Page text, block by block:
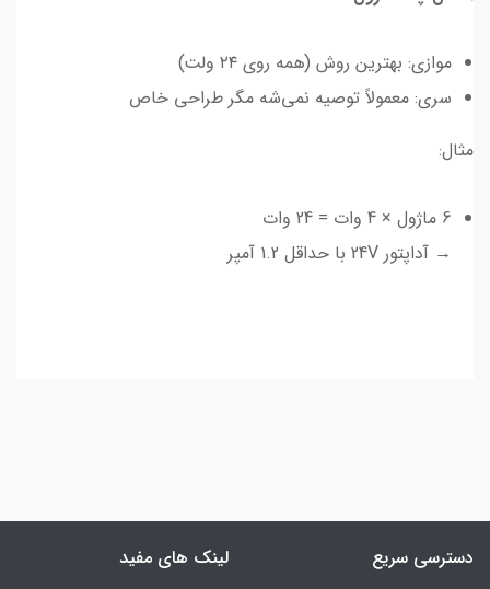
موازی: بهترین روش (همه روی ۲۴ ولت)
سری: معمولاً توصیه نمی‌شه مگر طراحی خاص
مثال:
6 ماژول × 4 وات = 24 وات
→ آداپتور 24V با حداقل 1.2 آمپر
دسترسی سریع لینک های مفید